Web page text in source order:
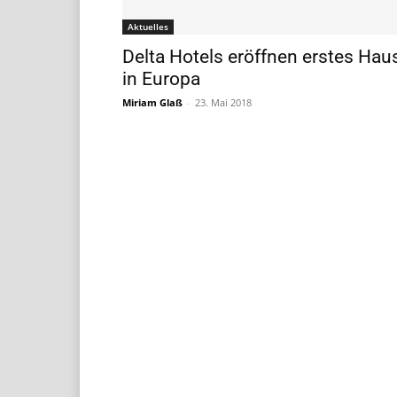
Aktuelles
Delta Hotels eröffnen erstes
in Europa
Miriam Glaß - 23. Mai 2018